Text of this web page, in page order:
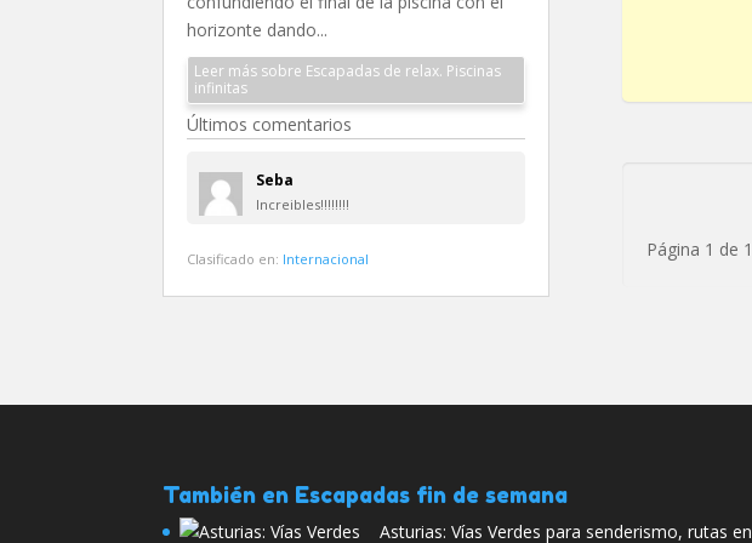
horizonte dando...
Leer más sobre Escapadas de relax. Piscinas
infinitas
Últimos comentarios
Seba
Increibles!!!!!!!!
Clasificado en: Internacional Página 1 de 1
También en Escapadas fin de semana
Asturias: Vías Verdes para senderismo, rutas en